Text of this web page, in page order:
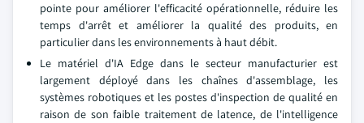
pointe pour améliorer l'efficacité opérationnelle, réduire les
temps d'arrêt et améliorer la qualité des produits, en
particulier dans les environnements à haut débit.
Le matériel d'IA Edge dans le secteur manufacturier est
largement déployé dans les chaînes d'assemblage, les
systèmes robotiques et les postes d'inspection de qualité en
raison de son faible traitement de latence, de l'intelligence